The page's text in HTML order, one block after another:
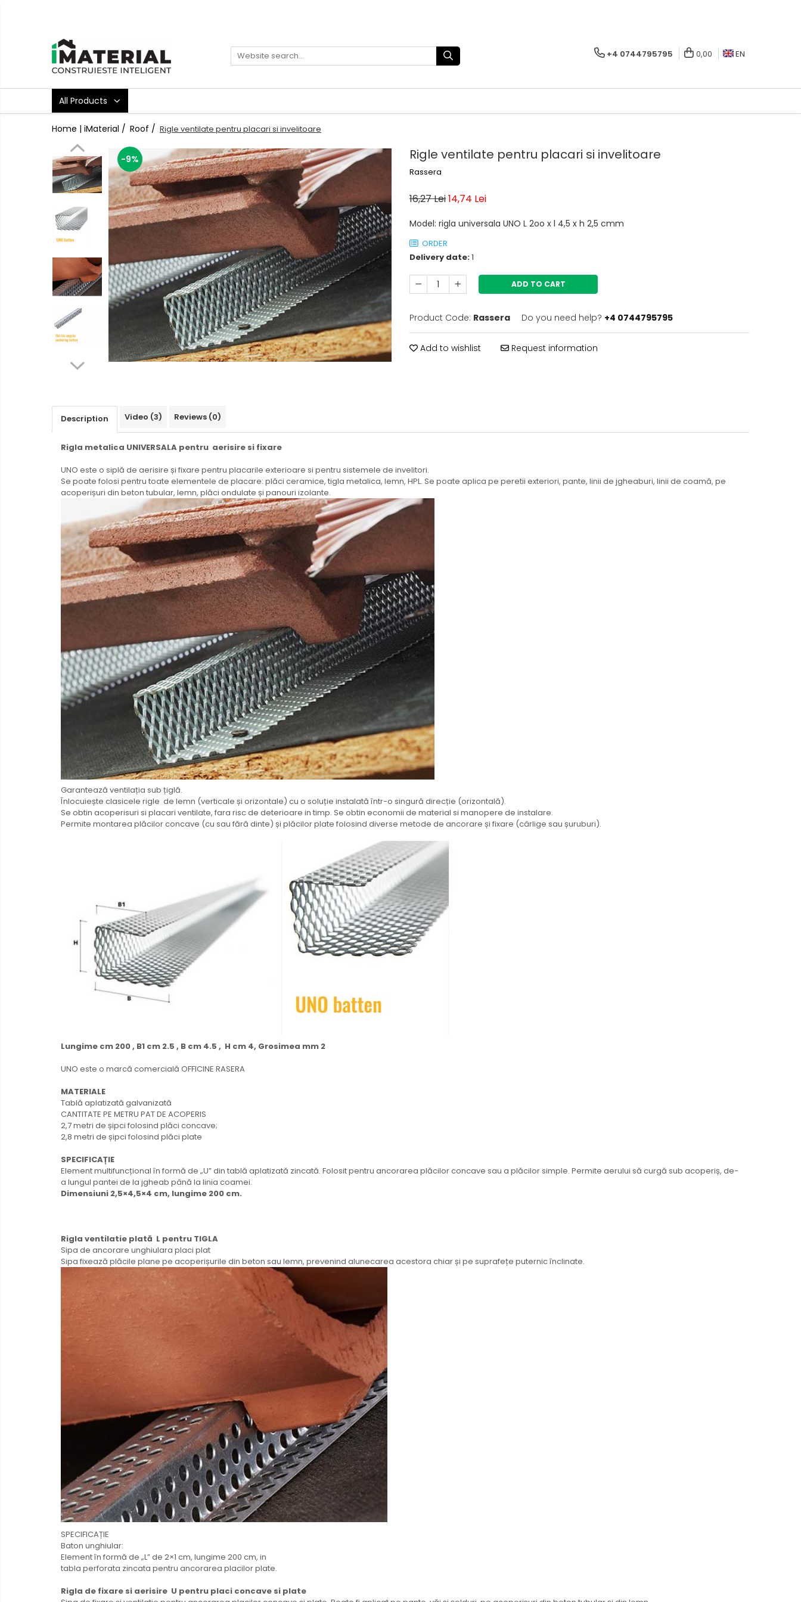
All Products
Foundation
Insulations
Doors and windows
installations
House projects
Ventilated fasade
+4 0744795795 0,00 EN
All Products
Home | iMaterial / Roof / Rigle ventilate pentru placari si invelitoare
Rigle ventilate pentru placari si invelitoare
Rassera
-9%
16,27 Lei14,74 Lei
Model: rigla universala UNO L 2oo x l 4,5 x h 2,5 cmm
ORDER
Delivery date:1
ADD TO CART
Product Code: Rassera Do you need help? +4 0744795795
Add to wishlist Request information
Description Video (3) Reviews (0)
Rigla metalica UNIVERSALA pentru aerisire si fixare
UNO este o siplă de aerisire și fixare pentru placarile exterioare si pentru sistemele de invelitori.
Se poate folosi pentru toate elementele de placare: plăci ceramice, tigla metalica, lemn, HPL. Se poate aplica pe peretii exteriori, pante, linii de jgheaburi, linii de coamă, pe
acoperișuri din beton tubular, lemn, plăci ondulate și panouri izolante.
Garantează ventilația sub țiglă.
Înlocuiește clasicele rigle de lemn (verticale și orizontale) cu o soluție instalată într-o singură direcție (orizontală).
Se obtin acoperisuri si placari ventilate, fara risc de deterioare in timp. Se obtin economii de material si manopere de instalare.
Permite montarea plăcilor concave (cu sau fără dinte) și plăcilor plate folosind diverse metode de ancorare și fixare (cârlige sau șuruburi).
Lungime cm 200 , B1 cm 2.5 , B cm 4.5 , H cm 4, Grosimea mm 2
UNO este o marcă comercială OFFICINE RASERA
MATERIALE
Tablă aplatizată galvanizată
CANTITATE PE METRU PAT DE ACOPERIS
2,7 metri de șipci folosind plăci concave;
2,8 metri de șipci folosind plăci plate
SPECIFICAȚIE
Element multifuncțional în formă de „U” din tablă aplatizată zincată. Folosit pentru ancorarea plăcilor concave sau a plăcilor simple. Permite aerului să curgă sub acoperiș, de-
a lungul pantei de la jgheab până la linia coamei.
Dimensiuni 2,5×4,5×4 cm, lungime 200 cm.
Rigla ventilatie plată L pentru TIGLA
Sipa de ancorare unghiulara placi plat
Sipa fixează plăcile plane pe acoperișurile din beton sau lemn, prevenind alunecarea acestora chiar și pe suprafețe puternic înclinate.
SPECIFICAȚIE
Baton unghiular:
Element în formă de „L” de 2×1 cm, lungime 200 cm, in
tabla perforata zincata pentru ancorarea placilor plate.
Rigla de fixare si aerisire U pentru placi concave si plate